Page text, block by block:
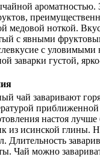
ароматностью.
медовой ноткой.
с явными
с уловимыми
заварки густой,
чай заваривают
настоя лучше
из исинской глины.
Длительность
Чай можно